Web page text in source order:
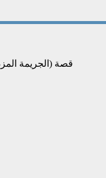
قصة (الجريمة